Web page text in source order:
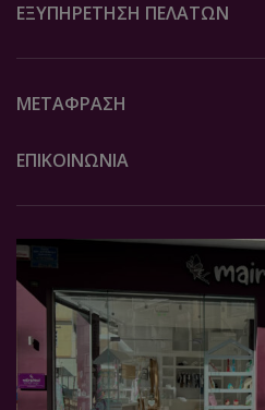
ΕΞΥΠΗΡΈΤΗΣΗ ΠΕΛΑΤΏΝ
ΜΕΤΆΦΡΑΣΗ
ΕΠΙΚΟΙΝΩΝΙΑ